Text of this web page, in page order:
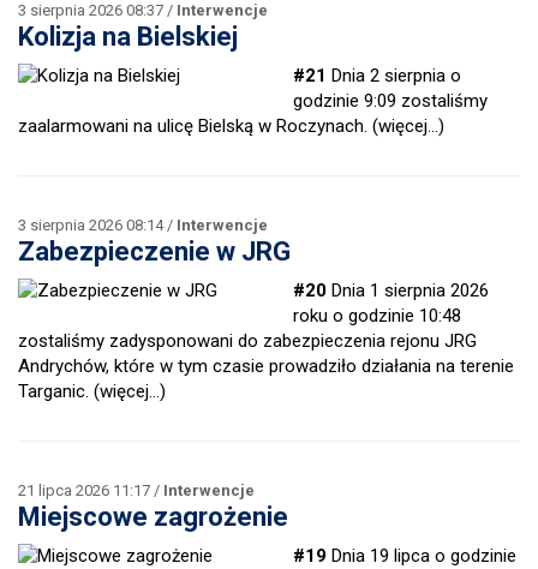
3 sierpnia 2026 08:37 / Interwencje
Kolizja na Bielskiej
#21 Dnia 2 sierpnia o
godzinie 9:09 zostaliśmy
zaalarmowani na ulicę Bielską w Roczynach. (więcej…)
3 sierpnia 2026 08:14 / Interwencje
Zabezpieczenie w JRG
#20 Dnia 1 sierpnia 2026
roku o godzinie 10:48
zostaliśmy zadysponowani do zabezpieczenia rejonu JRG
Andrychów, które w tym czasie prowadziło działania na terenie
Targanic. (więcej…)
21 lipca 2026 11:17 / Interwencje
Miejscowe zagrożenie
#19 Dnia 19 lipca o godzinie